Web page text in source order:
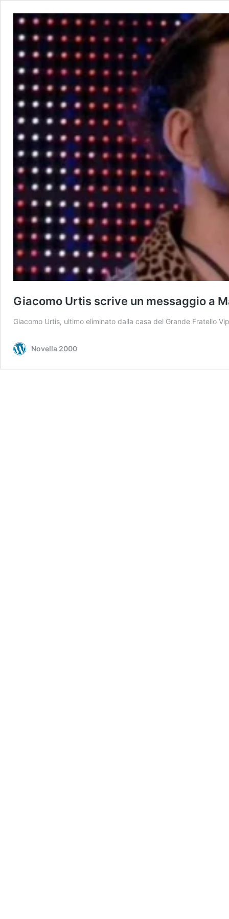
Giacomo Urtis scrive un messaggio a
Giacomo Urtis, ultimo eliminato dalla casa del Grande Fratello
Novella 2000